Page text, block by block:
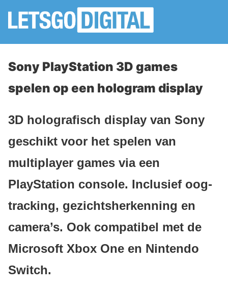
Sony PlayStation 3D games
spelen op een hologram display
3D holografisch display van Sony
geschikt voor het spelen van
multiplayer games via een
PlayStation console. Inclusief oog-
tracking, gezichtsherkenning en
camera’s. Ook compatibel met de
Microsoft Xbox One en Nintendo
Switch.